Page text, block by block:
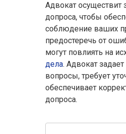
Адвокат осуществит
допроса, чтобы
соблюдение ваших
предостеречь от
могут повлиять на
дела. Адвокат
вопросы, требует
обеспечивает
допроса.